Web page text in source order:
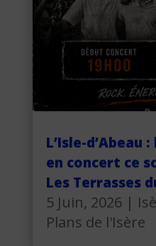
L’Isle-d’Abeau
en concert ce
Les Terrasses
5 Juin, 2026|
Plans de l'Isère